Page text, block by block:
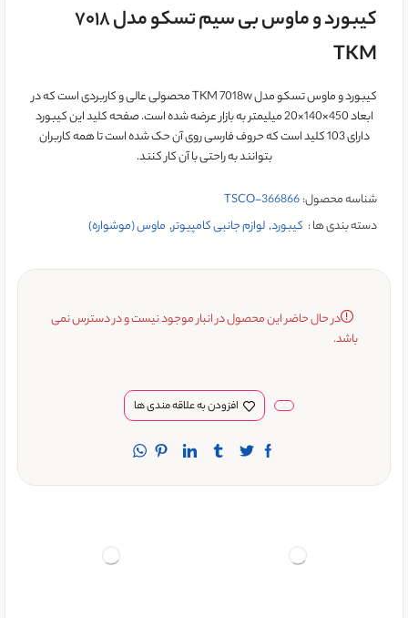
کیبورد و ماوس بی سیم تسکو مدل ۷۰۱۸
TKM
کیبورد و ماوس تسکو مدل TKM 7018w محصولی عالی و کاربردی است که در
ابعاد 450×140×20 میلیمتر به بازار عرضه شده است. صفحه کلید این کیبورد
دارای 103 کلید است که حروف فارسی روی آن حک شده است تا همه کاربران
بتوانند به راحتی با آن کار کنند.
شناسه محصول:TSCO-366866
دسته بندی ها : کيبورد,لوازم جانبی کامپیوتر, ماوس (موشواره)
در حال حاضر این محصول در انبار موجود نیست و در دسترس نمی
باشد.
افزودن به علاقه مندی ها